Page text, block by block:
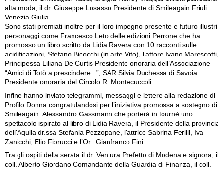
alta moda, il dr. Giuseppe Losasso Presidente di Smileagain Friuli
Venezia Giulia.
Sono stati premiati inoltre per il loro impegno presente e futuro illustri
personaggi come Francesco Leto delle edizioni Perrone che ha
promosso un libro scritto da Lidia Ravera con 10 racconti sulle
acidificazioni, Stefano Bicocchi (in arte Vito), l’attore Ivano
Principessa Liliana De Curtis Presidente onoraria dell’Associazione
“Amici di Totò a prescindere...”, SAR Silvia Duchessa di Savoia
Presidente onoraria del Circolo R. Montecuccoli.
Infine hanno inviato telegrammi, messaggi e lettere alla redazione di
Profilo Donna congratulandosi per l’iniziativa promossa a sostegno di
Smileagain: Alessandro Gassmann che porterà in tournè uno
spettacolo ispirato al libro di Lidia Ravera, il Presidente della
dell’Aquila dr.ssa Stefania Pezzopane, l’attrice Sabrina Ferilli, Iva
Zanicchi, Elio Fiorucci e l’On. Gianfranco Fini.
Tra gli ospiti della serata il dr. Ventura Prefetto di Modena e signora, il
coll. Alberto Giordano Comandante della Guardia di Finanza, il coll.